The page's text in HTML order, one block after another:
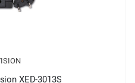
XED-3013S